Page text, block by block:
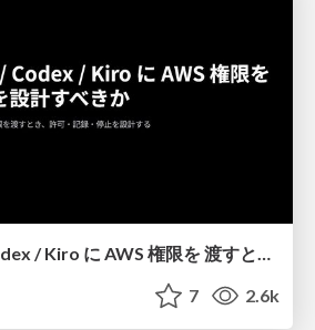
Claude Code / Codex / Kiro に AWS 権限を 渡すとき、何を設計すべきか
7 2.6k